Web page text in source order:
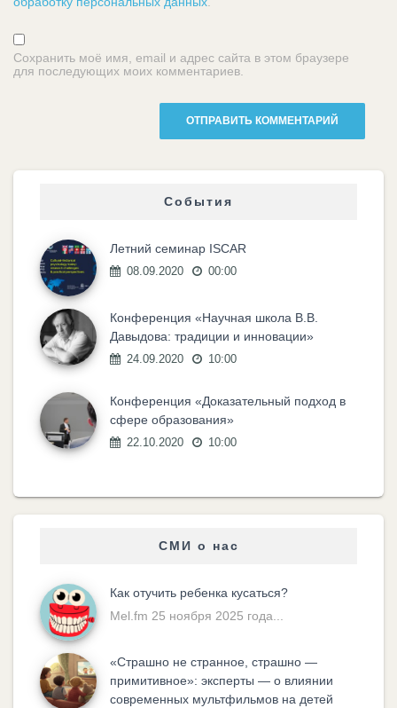
Сохранить моё имя, email и адрес сайта в этом браузере
для последующих моих комментариев.
События
Летний семинар ISCAR
08.09.2020 00:00
Конференция «Научная школа В.В.
Давыдова: традиции и инновации»
24.09.2020 10:00
Конференция «Доказательный подход в
сфере образования»
22.10.2020 10:00
СМИ о нас
Как отучить ребенка кусаться?
Mel.fm 25 ноября 2025 года...
«Cтрашно не странное, страшно —
примитивное»: эксперты — о влиянии
современных мультфильмов на детей